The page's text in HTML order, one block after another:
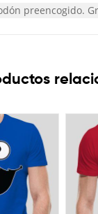
preencogido.